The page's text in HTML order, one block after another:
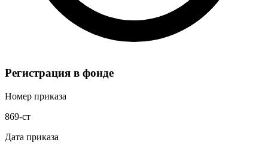
Регистрация в фонде
Номер приказа
869-ст
Дата приказа